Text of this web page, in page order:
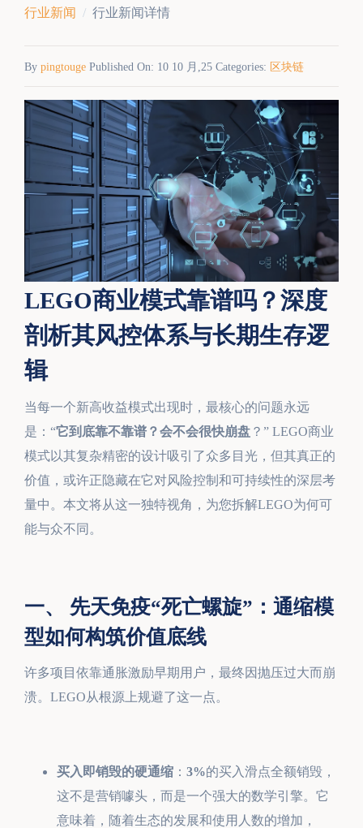
行业新闻 行业新闻详情
By pingtouge Published On: 10 10 月,25 Categories: 区块链
LEGO商业模式靠谱吗？深度
剖析其风控体系与长期生存逻
辑
当每一个新高收益模式出现时，最核心的问题永远
是：“它到底靠不靠谱？会不会很快崩盘 ？” LEGO商业
模式以其复杂精密的设计吸引了众多目光，但其真正的
价值，或许正隐藏在它对风险控制和可持续性的深层考
量中。本文将从这一独特视角，为您拆解LEGO为何可
能与众不同。
一、 先天免疫“死亡螺旋”：通缩模
型如何构筑价值底线
许多项目依靠通胀激励早期用户，最终因抛压过大而崩
溃。LEGO从根源上规避了这一点。
买入即销毁的硬通缩 ： 3%的买入滑点全额销毁，
这不是营销噱头，而是一个强大的数学引擎。它
意味着，随着生态的发展和使用人数的增加，